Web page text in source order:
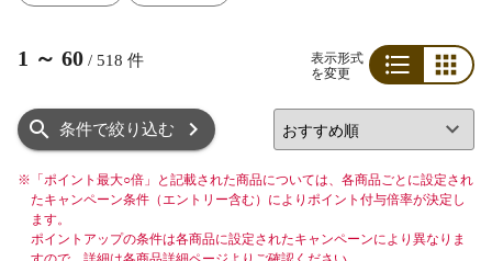
1 ～ 60 / 518 件
表示形式
を変更
条件で絞り込む
※ 「ポイント最大○倍」と記載された商品については、各商品ごとに設定され
たキャンペーン条件（エントリー含む）によりポイント付与倍率が決定し
ます。
ポイントアップの条件は各商品に設定されたキャンペーンにより異なりま